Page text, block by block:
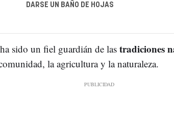
DARSE UN BAÑO DE HOJAS
sido un fiel guardián de lastradiciones
la agricultura y la naturaleza.